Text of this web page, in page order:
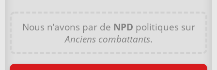
Nous n’avons par de NPD politiques sur
Anciens combattants.